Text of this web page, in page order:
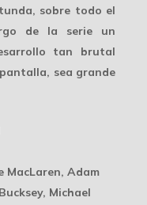
sobre todo el
de la serie un
tan brutal
sea grande
MacLaren, Adam
Michael